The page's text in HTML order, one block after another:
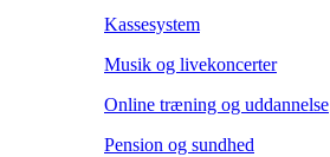
Kassesystem
Musik og livekoncerter
Online træning og uddannelse
Pension og sundhed